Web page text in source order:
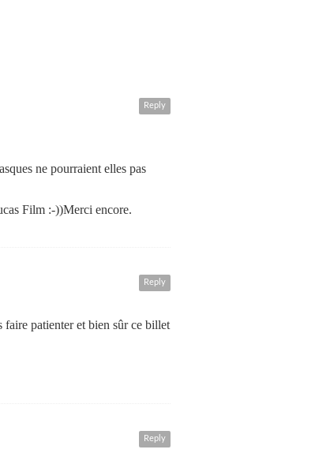
Reply
ne pourraient elles pas
Film :-))Merci encore.
Reply
patienter et bien sûr ce billet
Reply